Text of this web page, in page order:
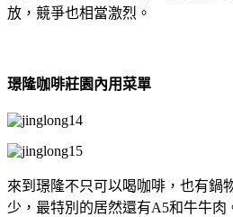
放，競爭也相當激烈。
璟隆咖啡莊園內用菜單
來到璟隆不只可以喝咖啡，也有鍋
少，最特別的居然還有A5和牛牛肉